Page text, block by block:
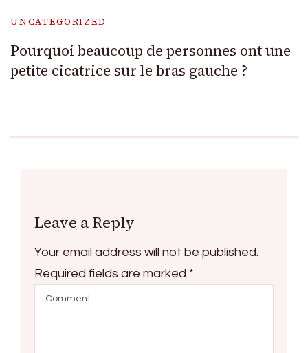
UNCATEGORIZED
Pourquoi beaucoup de personnes ont une
petite cicatrice sur le bras gauche ?
Leave a Reply
Your email address will not be published.
Required fields are marked *